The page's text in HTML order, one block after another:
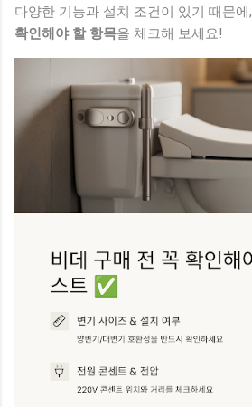
다양한 기능과 설치 조건이 있기 때문에,
확인해야 할 항목을 체크해 보세요!